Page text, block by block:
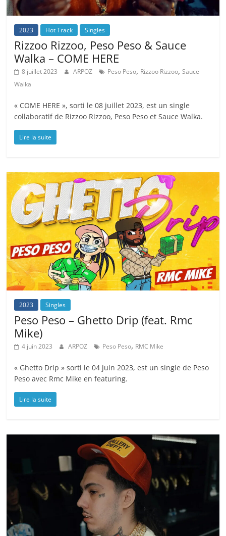
2023 Hot Track Singles
Rizzoo Rizzoo, Peso Peso & Sauce
Walka – COME HERE
8 juillet 2023 ARPOZ Peso Peso, Rizzoo Rizzoo,Sauce
Walka
« COME HERE », sorti le 08 juillet 2023, est un single
collaboratif de Rizzoo Rizzoo, Peso Peso et Sauce Walka.
Lire la suite
2023 Singles
Peso Peso – Ghetto Drip (feat. Rmc
Mike)
4 juin 2023 ARPOZ Peso Peso, RMC Mike
« Ghetto Drip » sorti le 04 juin 2023, est un single de Peso
Peso avec Rmc Mike en featuring.
Lire la suite